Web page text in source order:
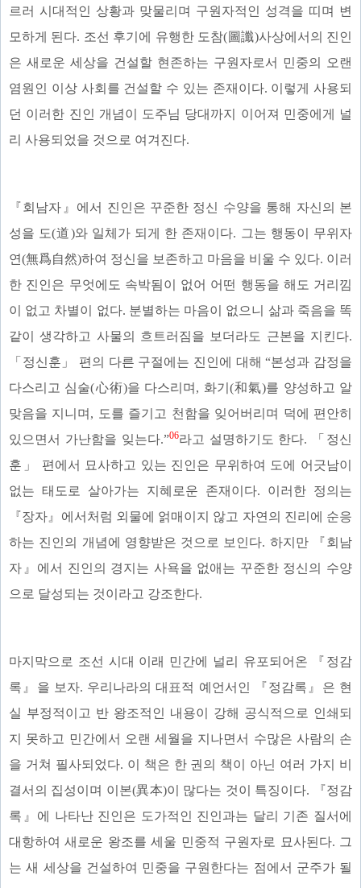
르러 시대적인 상황과 맞물리며 구원자적인 성격을 띠며 변
모하게 된다. 조선 후기에 유행한 도참(圖讖)사상에서의 진인
은 새로운 세상을 건설할 현존하는 구원자로서 민중의 오랜
염원인 이상 사회를 건설할 수 있는 존재이다. 이렇게 사용되
던 이러한 진인 개념이 도주님 당대까지 이어져 민중에게 널
리 사용되었을 것으로 여겨진다.
『회남자』에서 진인은 꾸준한 정신 수양을 통해 자신의 본
성을 도(道)와 일체가 되게 한 존재이다. 그는 행동이 무위자
연(無爲自然)하여 정신을 보존하고 마음을 비울 수 있다. 이러
한 진인은 무엇에도 속박됨이 없어 어떤 행동을 해도 거리낌
이 없고 차별이 없다. 분별하는 마음이 없으니 삶과 죽음을 똑
같이 생각하고 사물의 흐트러짐을 보더라도 근본을 지킨다.
「정신훈」 편의 다른 구절에는 진인에 대해 “본성과 감정을
다스리고 심술(心術)을 다스리며, 화기(和氣)를 양성하고 알
맞음을 지니며, 도를 즐기고 천함을 잊어버리며 덕에 편안히
있으면서 가난함을 잊는다.”06라고 설명하기도 한다. 「정신
훈」 편에서 묘사하고 있는 진인은 무위하여 도에 어긋남이
없는 태도로 살아가는 지혜로운 존재이다. 이러한 정의는
『장자』에서처럼 외물에 얽매이지 않고 자연의 진리에 순응
하는 진인의 개념에 영향받은 것으로 보인다. 하지만 『회남
자』에서 진인의 경지는 사욕을 없애는 꾸준한 정신의 수양
으로 달성되는 것이라고 강조한다.
마지막으로 조선 시대 이래 민간에 널리 유포되어온 『정감
록』을 보자. 우리나라의 대표적 예언서인 『정감록』은 현
실 부정적이고 반 왕조적인 내용이 강해 공식적으로 인쇄되
지 못하고 민간에서 오랜 세월을 지나면서 수많은 사람의 손
을 거쳐 필사되었다. 이 책은 한 권의 책이 아닌 여러 가지 비
결서의 집성이며 이본(異本)이 많다는 것이 특징이다. 『정감
록』에 나타난 진인은 도가적인 진인과는 달리 기존 질서에
대항하여 새로운 왕조를 세울 민중적 구원자로 묘사된다. 그
는 새 세상을 건설하여 민중을 구원한다는 점에서 군주가 될